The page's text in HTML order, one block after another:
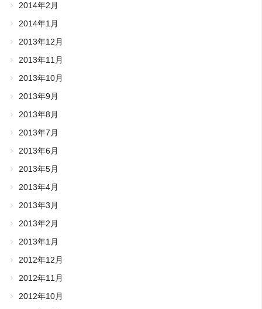
2014年2月
2014年1月
2013年12月
2013年11月
2013年10月
2013年9月
2013年8月
2013年7月
2013年6月
2013年5月
2013年4月
2013年3月
2013年2月
2013年1月
2012年12月
2012年11月
2012年10月